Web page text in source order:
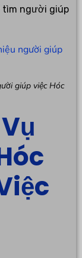
tìm người giúp
giúp việc Hóc